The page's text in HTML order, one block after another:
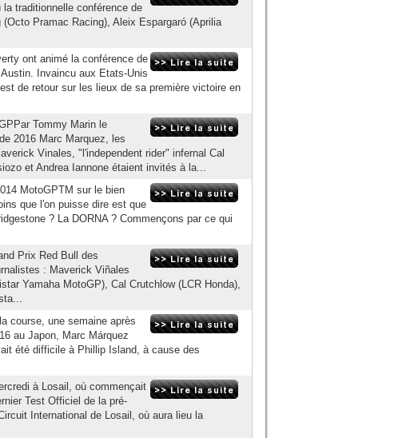
traditionnelle conférence de
Pramac Racing), Aleix Espargaró (Aprilia
ont animé la conférence de
Invaincu aux Etats-Unis
de retour sur les lieux de sa première victoire en
Tommy Marin le
2016 Marc Marquez, les
Vinales, "l'independent rider" infernal Cal
et Andrea Iannone étaient invités à la...
MotoGPTM sur le bien
que l'on puisse dire est que
? La DORNA ? Commençons par ce qui
Prix Red Bull des
: Maverick Viñales
Yamaha MotoGP), Cal Crutchlow (LCR Honda),
course, une semaine après
au Japon, Marc Márquez
été difficile à Phillip Island, à cause des
à Losail, où commençait
Test Officiel de la pré-
International de Losail, où aura lieu la